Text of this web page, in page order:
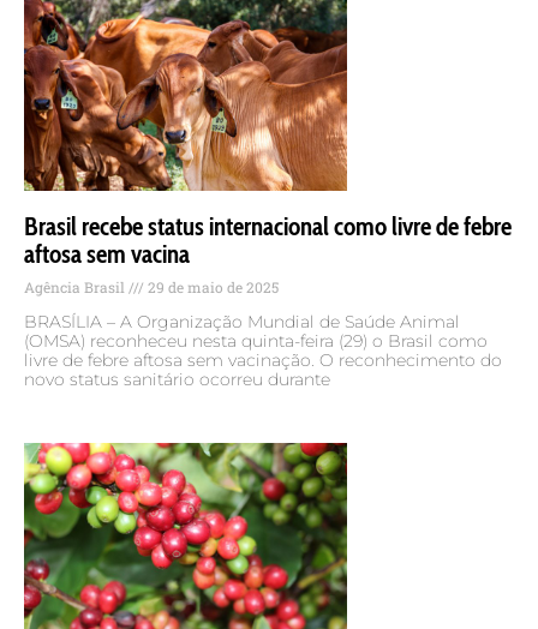
Brasil recebe status internacional como livre de febre
aftosa sem vacina
Agência Brasil 29 de maio de 2025
BRASÍLIA – A Organização Mundial de Saúde Animal
(OMSA) reconheceu nesta quinta-feira (29) o Brasil como
livre de febre aftosa sem vacinação. O reconhecimento do
novo status sanitário ocorreu durante